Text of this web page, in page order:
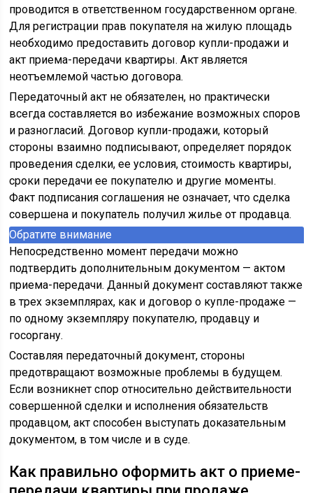
проводится в ответственном государственном органе.
Для регистрации прав покупателя на жилую площадь
необходимо предоставить договор купли-продажи и
акт приема-передачи квартиры. Акт является
неотъемлемой частью договора.
Передаточный акт не обязателен, но практически
всегда составляется во избежание возможных споров
и разногласий. Договор купли-продажи, который
стороны взаимно подписывают, определяет порядок
проведения сделки, ее условия, стоимость квартиры,
сроки передачи ее покупателю и другие моменты.
Факт подписания соглашения не означает, что сделка
совершена и покупатель получил жилье от продавца.
Обратите внимание
Непосредственно момент передачи можно
подтвердить дополнительным документом — актом
приема-передачи. Данный документ составляют также
в трех экземплярах, как и договор о купле-продаже —
по одному экземпляру покупателю, продавцу и
госоргану.
Составляя передаточный документ, стороны
предотвращают возможные проблемы в будущем.
Если возникнет спор относительно действительности
совершенной сделки и исполнения обязательств
продавцом, акт способен выступать доказательным
документом, в том числе и в суде.
Как правильно оформить акт о приеме-